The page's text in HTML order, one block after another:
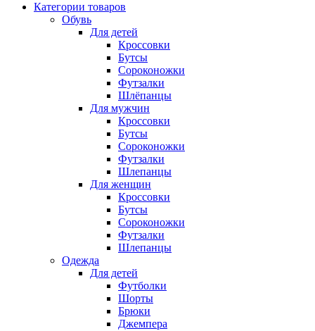
Категории товаров
Обувь
Для детей
Кроссовки
Бутсы
Сороконожки
Футзалки
Шлёпанцы
Для мужчин
Кроссовки
Бутсы
Сороконожки
Футзалки
Шлепанцы
Для женщин
Кроссовки
Бутсы
Сороконожки
Футзалки
Шлепанцы
Одежда
Для детей
Футболки
Шорты
Брюки
Джемпера